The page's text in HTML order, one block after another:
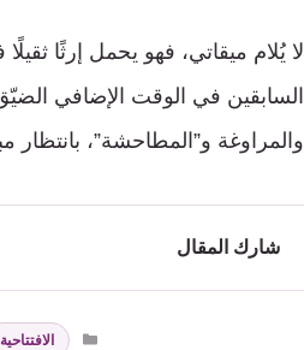
لا يُلام ميقاتي، فهو يحمل إرثًا
السابقين في الوقت الإضافي
والمراوغة و”المطاحشة”، بانتظار
شارك المقال
التصنيفات
الافتتاحية